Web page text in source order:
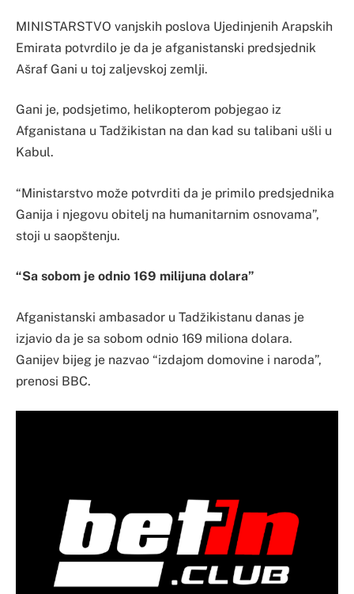
MINISTARSTVO vanjskih poslova Ujedinjenih Arapskih
Emirata potvrdilo je da je afganistanski predsjednik
Ašraf Gani u toj zaljevskoj zemlji.
Gani je, podsjetimo, helikopterom pobjegao iz
Afganistana u Tadžikistan na dan kad su talibani ušli u
Kabul.
“Ministarstvo može potvrditi da je primilo predsjednika
Ganija i njegovu obitelj na humanitarnim osnovama”,
stoji u saopštenju.
“Sa sobom je odnio 169 milijuna dolara”
Afganistanski ambasador u Tadžikistanu danas je
izjavio da je sa sobom odnio 169 miliona dolara.
Ganijev bijeg je nazvao “izdajom domovine i naroda”,
prenosi BBC.